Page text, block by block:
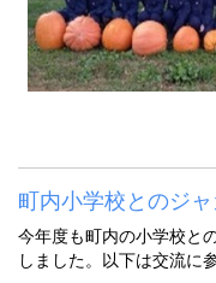
町内小学校とのジ
今年度も町内の小学校と
しました。以下は交流に